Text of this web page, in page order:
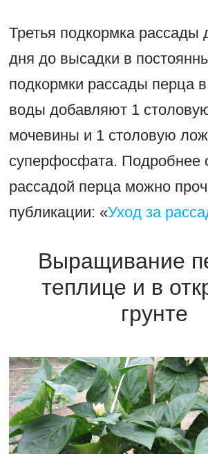
Третья подкормка рассады
дня до высадки в
подкормки рассады перца
воды добавляют 1
мочевины и 1 столовую
суперфосфата. Подробнее
рассадой перца можно
публикации: «Уход за
Выращивание
теплице и в
грунте